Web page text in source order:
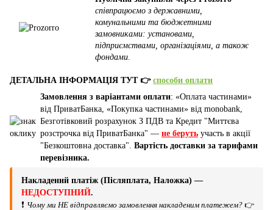
співпрацюємо з державними,
комунальними та бюджетними
замовниками: установами,
підприємствами, організаціями, а також
фондами
ДЕТАЛЬНА ІНФОРМАЦІЯ ТУТ 👉 способи оплати
Замовлення з варіантами оплати: «Оплата частинами»
від ПриватБанка, «Покупка частинами» від monobank,
Безготівковий розрахунок З ПДВ та Кредит "Миттєва
розстрочка від ПриватБанка" — не беруть участь в акції
"Безкоштовна доставка". Вартість доставки за тарифами
перевізника.
Накладений платіж (Післяплата, Наложка) —
НЕДОСТУПНИЙ.
❗ Чому ми НЕ відправляємо замовлення накладеним платежем? 👉